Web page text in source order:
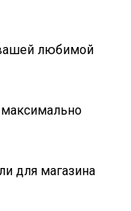
любимой
для магазина